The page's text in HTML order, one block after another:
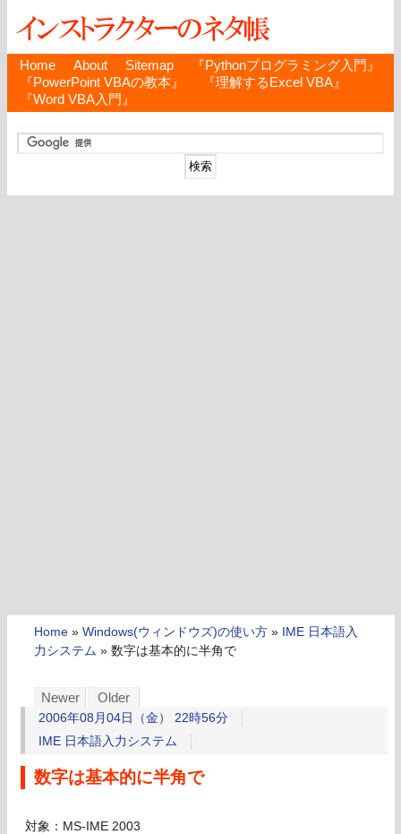
Home About Sitemap
『Pythonプログラミング入門』
『PowerPoint VBAの教本』
『理解するExcel VBA』
『Word VBA入門』
Home » Windows(ウィンドウズ)の使い方 » IME 日本語入
力システム » 数字は基本的に半角で
Newer Older
2006年08月04日（金） 22時56分
IME 日本語入力システム
数字は基本的に半角で
対象：MS-IME 2003